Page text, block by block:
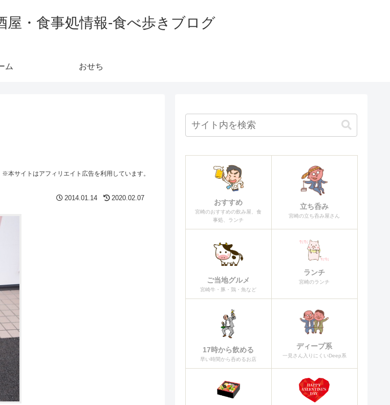
屋・食事処情報-食べ歩きブログ
ム おせち
※本サイトはアフィリエイト広告を利用しています。
2014.01.14 2020.02.07 おすすめ
宮崎のおすすめの飲み屋、食
事処、ランチ
立ち呑み
宮崎の立ち呑み屋さん
ご当地グルメ
宮崎牛・豚・鶏・魚など
ランチ
宮崎のランチ
17時から飲める
早い時間から呑めるお店
ディープ系
一見さん入りにくいDeep系